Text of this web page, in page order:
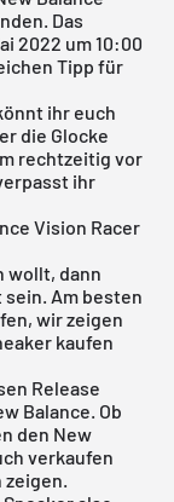
Das
2022 um 10:00
Tipp für
ihr euch
die Glocke
rechtzeitig vor
ihr
Vision Racer
wollt, dann
Am besten
wir zeigen
kaufen
Release
Balance. Ob
den New
verkaufen
zeigen.